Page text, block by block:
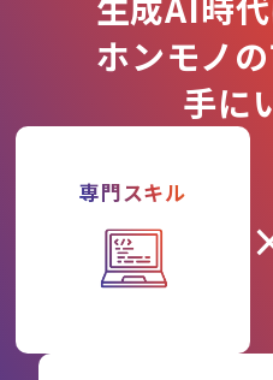
ホンモノ
手に
専門スキル